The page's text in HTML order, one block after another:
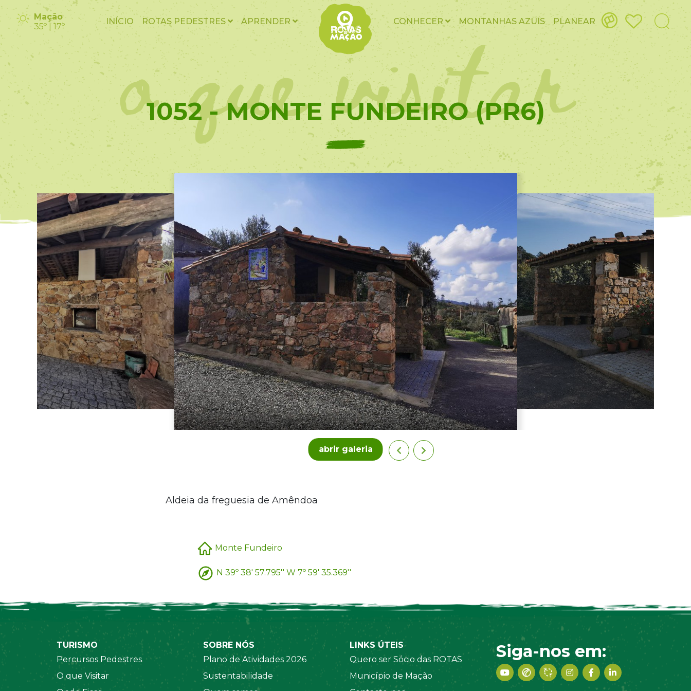
Mação
35º | 17º
INÍCIO ROTAS PEDESTRES APRENDER CONHECER MONTANHAS AZUIS PLANEAR
o que visitar
1052 - MONTE FUNDEIRO (PR6)
abrir galeria
Aldeia da freguesia de Amêndoa
Monte Fundeiro
N 39º 38' 57.795'' W 7º 59' 35.369''
TURISMO
Percursos Pedestres
O que Visitar
SOBRE NÓS
Plano de Atividades 2026
Sustentabilidade
LINKS ÚTEIS
Quero ser Sócio das ROTAS
Município de Mação
Siga-nos em: